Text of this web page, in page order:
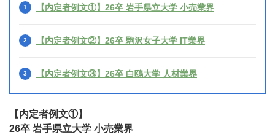
【内定者例文①】26卒 岩手県立大学 小売業界
【内定者例文②】26卒 駒沢女子大学 IT業界
【内定者例文③】26卒 白鴎大学 人材業界
【内定者例文①】
26卒 岩手県立大学 小売業界